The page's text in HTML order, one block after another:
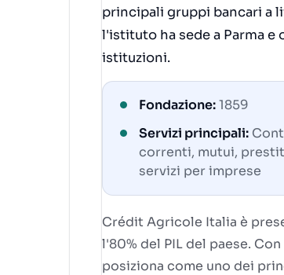
principali gruppi bancari a
l'istituto ha sede a Parma e
istituzioni.
Fondazione:1859
Servizi principali:
correnti, mutui,
servizi per imprese
Crédit Agricole Italia è
l'80% del PIL del paese.
posiziona come uno dei